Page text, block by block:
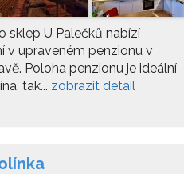
sklep U Palečků nabízí
v upraveném penzionu v
Poloha penzionu je ideální
tak... zobrazit detail